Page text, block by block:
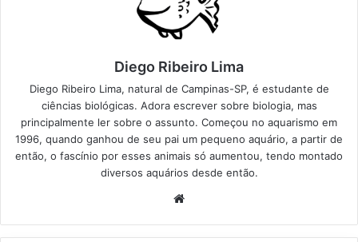
Diego Ribeiro Lima
Diego Ribeiro Lima, natural de Campinas-SP, é estudante de
ciências biológicas. Adora escrever sobre biologia, mas
principalmente ler sobre o assunto. Começou no aquarismo em
1996, quando ganhou de seu pai um pequeno aquário, a partir de
então, o fascínio por esses animais só aumentou, tendo montado
diversos aquários desde então.
Website